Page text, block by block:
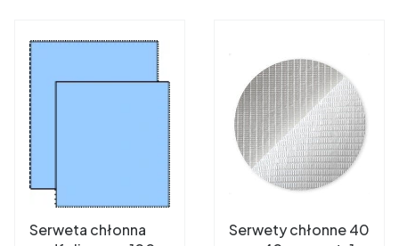
Serweta chłonna
Serwety chłonne 40